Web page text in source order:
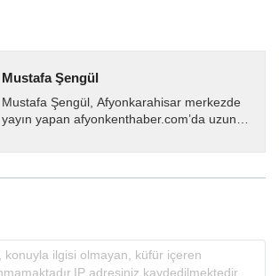
Mustafa Şengül
Mustafa Şengül, Afyonkarahisar merkezde
yayın yapan afyonkenthaber.com’da uzun
almakta, haber akışı...